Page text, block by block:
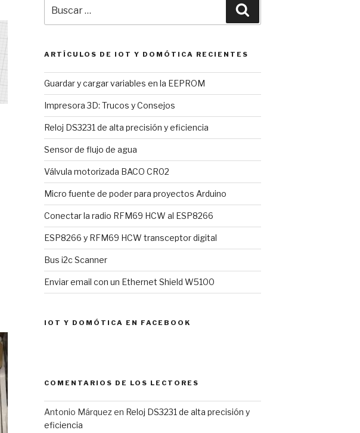
por:
ARTÍCULOS DE IOT Y DOMÓTICA RECIENTES
Guardar y cargar variables en la EEPROM
Impresora 3D: Trucos y Consejos
Reloj DS3231 de alta precisión y eficiencia
Sensor de flujo de agua
Válvula motorizada BACO CR02
Micro fuente de poder para proyectos Arduino
Conectar la radio RFM69 HCW al ESP8266
ESP8266 y RFM69 HCW transceptor digital
Bus i2c Scanner
Enviar email con un Ethernet Shield W5100
IOT Y DOMÓTICA EN FACEBOOK
COMENTARIOS DE LOS LECTORES
Antonio Márquezen Reloj DS3231 de alta precisión y
eficiencia